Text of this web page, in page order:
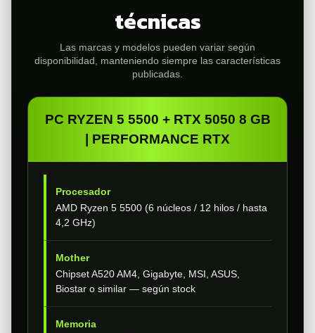
técnicas
Las marcas y modelos pueden variar según
disponibilidad, manteniendo siempre las características
publicadas.
PC RYZEN 5 5500 + RTX 5050 8 GB
| PERFORMANCE RTX
Procesador
AMD Ryzen 5 5500 (6 núcleos / 12 hilos / hasta
4,2 GHz)
Mother
Chipset A520 AM4, Gigabyte, MSI, ASUS,
Biostar o similar — según stock
Memoria